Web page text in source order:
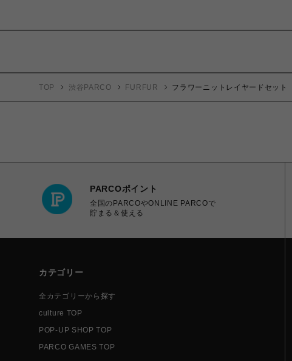
TOP 渋谷PARCO FURFUR フラワーニットレイヤードセット
PARCOポイント
全国のPARCOやONLINE PARCOで
貯まる＆使える
カテゴリー
全カテゴリーから探す
culture TOP
POP-UP SHOP TOP
PARCO GAMES TOP